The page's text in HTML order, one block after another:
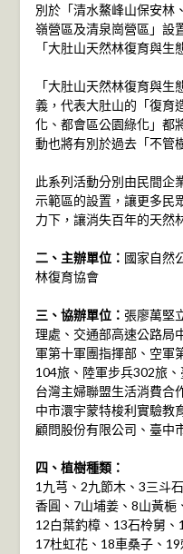
別於「清水鰲峰山保安林
嶺營區及清泉崗營區」設
「大肚山天然林復育與生
「大肚山天然林復育與
義，代表大肚山的「復育
化、都會區公園綠化」都
動也將有別於過去「不管
此系列活動分別由民間企
示範區的設置，讓更多民
力下，讓消失百年的天然
二、主辦單位： 國家自然
林復育協會
三、協辦單位： 張廖萬堅
理處、交通部高速公路局
軍第十軍團指揮部、空軍
104旅、陸軍步兵302旅
台灣主婦聯盟生活消費合
中市澴宇蒙特梭利實驗教
顧問股份有限公司、臺中
四、植樹種類：
1九芎、2九節木、3三斗
香圓、7山埔姜、8山黃梔
12白葉釣樟、13石柃舅、
17杜虹花、18車桑子、